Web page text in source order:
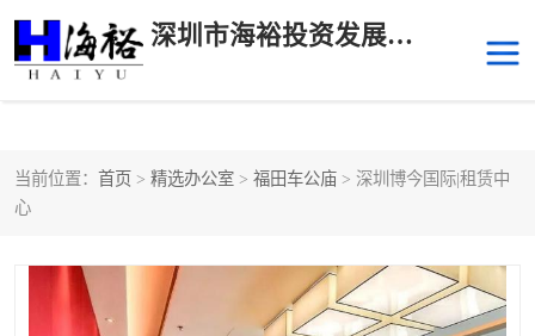
深圳市海裕投资发展有限公司
当前位置： 首页 > 精选办公室 > 福田车公庙 > 深圳博今国际|租赁中
心
科技园中区 南山华侨城
深圳湾科技生态园